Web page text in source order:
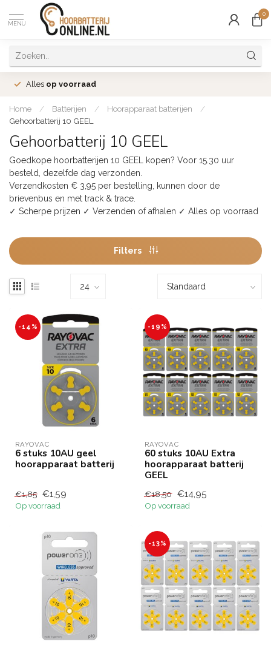
MENU
0
Alles op voorraad
Home / Batterijen / Hoorapparaat batterijen
/
Gehoorbatterij 10 GEEL
Gehoorbatterij 10 GEEL
Goedkope hoorbatterijen 10 GEEL kopen? Voor 15.30 uur
besteld, dezelfde dag verzonden.
Verzendkosten € 3,95 per bestelling, kunnen door de
brievenbus en met track & trace.
✓ Scherpe prijzen ✓ Verzenden of afhalen ✓ Alles op voorraad
Filters
-14%
RAYOVAC
6 stuks 10AU geel
hoorapparaat batterij
€1,85 €1,59
Op voorraad
-19%
RAYOVAC
60 stuks 10AU Extra
hoorapparaat batterij
GEEL
€18,50 €14,95
Op voorraad
-13%